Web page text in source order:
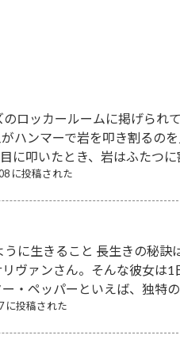
ロッカールームに掲げられ
ハンマーで岩を叩き割るの
に叩いたとき、岩はふたつに
に投稿された
うに生きること 長生きの秘
ヴァンさん。そんな彼女は
・ペッパーといえば、独特
に投稿された